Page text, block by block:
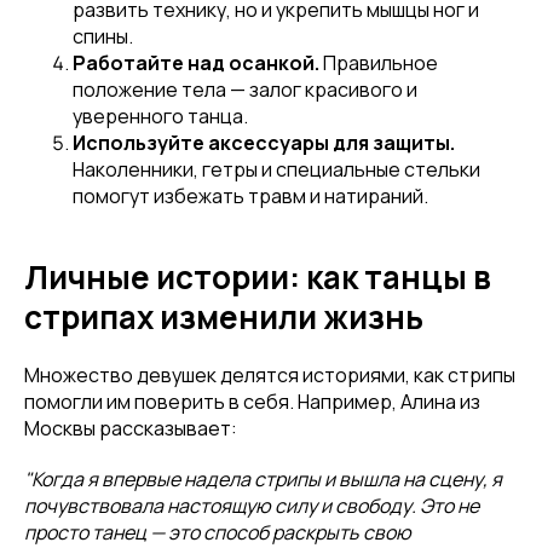
развить технику, но и укрепить мышцы ног и
спины.
Работайте над осанкой.Правильное
положение тела — залог красивого и
уверенного танца.
Используйте аксессуары для защиты.
Наколенники, гетры и специальные стельки
помогут избежать травм и натираний.
Личные истории: как танцы в
стрипах изменили жизнь
Множество девушек делятся историями, как стрипы
помогли им поверить в себя. Например, Алина из
Москвы рассказывает:
"Когда я впервые надела стрипы и вышла на сцену, я
почувствовала настоящую силу и свободу. Это не
просто танец — это способ раскрыть свою